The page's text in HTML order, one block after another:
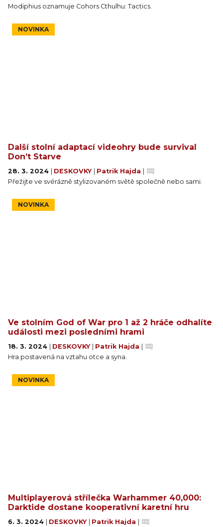
Modiphius oznamuje Cohors Cthulhu: Tactics.
NOVINKA
Další stolní adaptací videohry bude survival
Don’t Starve
28. 3. 2024 DESKOVKY Patrik Hajda
Přežijte ve svérázně stylizovaném světě společně nebo sami.
NOVINKA
Ve stolním God of War pro 1 až 2 hráče odhalíte
události mezi posledními hrami
18. 3. 2024 DESKOVKY Patrik Hajda
Hra postavená na vztahu otce a syna.
NOVINKA
Multiplayerová střílečka Warhammer 40,000:
Darktide dostane kooperativní karetní hru
6. 3. 2024 DESKOVKY Patrik Hajda